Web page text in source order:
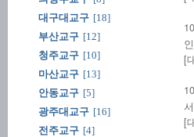
대구대교구 [18]
부산교구 [12]
청주교구 [10]
마산교구 [13]
안동교구 [5]
광주대교구 [16]
전주교구 [4]
[
[